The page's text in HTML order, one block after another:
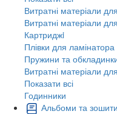
Витратні матеріали
Витратні матеріали
Картриджi
Плівки для ламінатора
Пружини та
Витратні матеріали
Показати всі
Годинники
Альбоми та зошити